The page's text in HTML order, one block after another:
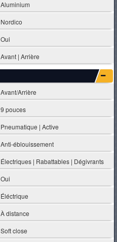
Aluminium
Nordico
Oui
Avant | Arrière
Avant/Arrière
9 pouces
Pneumatique | Active
Anti-éblouissement
Électriques | Rabattables | Dégivrants
Oui
Éléctrique
À distance
Soft close